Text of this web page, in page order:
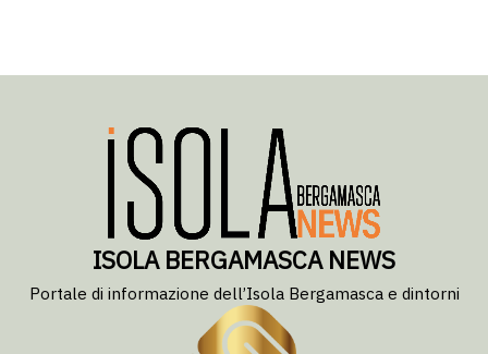
ISOLA BERGAMASCA NEWS
Portale di informazione dell’Isola Bergamasca e dintorni